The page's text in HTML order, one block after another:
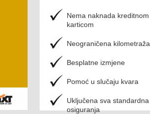
Nema naknada kreditnom
karticom
Neograničena kilometraža
Besplatne izmjene
Pomoć u slučaju kvara
Uključena sva standardna
osiguranja